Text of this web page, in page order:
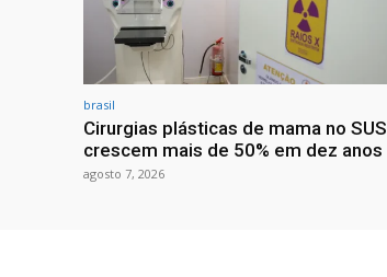
brasil
Cirurgias plásticas de mama no SUS
crescem mais de 50% em dez anos
agosto 7, 2026